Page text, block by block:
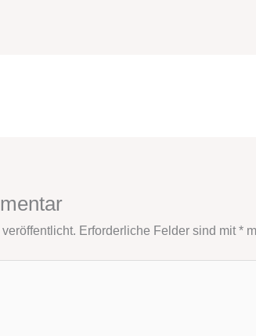
Erforderliche Felder sind mit *